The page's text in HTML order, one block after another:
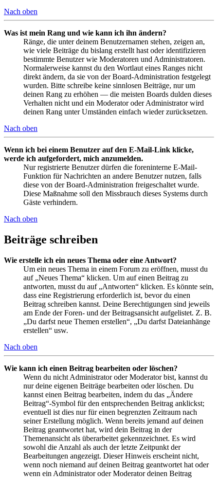
Nach oben
Was ist mein Rang und wie kann ich ihn ändern?
Ränge, die unter deinem Benutzernamen stehen, zeigen an,
wie viele Beiträge du bislang erstellt hast oder identifizieren
bestimmte Benutzer wie Moderatoren und Administratoren.
Normalerweise kannst du den Wortlaut eines Ranges nicht
direkt ändern, da sie von der Board-Administration festgelegt
wurden. Bitte schreibe keine sinnlosen Beiträge, nur um
deinen Rang zu erhöhen — die meisten Boards dulden dieses
Verhalten nicht und ein Moderator oder Administrator wird
deinen Rang unter Umständen einfach wieder zurücksetzen.
Nach oben
Wenn ich bei einem Benutzer auf den E-Mail-Link klicke,
werde ich aufgefordert, mich anzumelden.
Nur registrierte Benutzer dürfen die foreninterne E-Mail-
Funktion für Nachrichten an andere Benutzer nutzen, falls
diese von der Board-Administration freigeschaltet wurde.
Diese Maßnahme soll den Missbrauch dieses Systems durch
Gäste verhindern.
Nach oben
Beiträge schreiben
Wie erstelle ich ein neues Thema oder eine Antwort?
Um ein neues Thema in einem Forum zu eröffnen, musst du
auf „Neues Thema“ klicken. Um auf einen Beitrag zu
antworten, musst du auf „Antworten“ klicken. Es könnte sein,
dass eine Registrierung erforderlich ist, bevor du einen
Beitrag schreiben kannst. Deine Berechtigungen sind jeweils
am Ende der Foren- und der Beitragsansicht aufgelistet. Z. B.
„Du darfst neue Themen erstellen“, „Du darfst Dateianhänge
erstellen“ usw.
Nach oben
Wie kann ich einen Beitrag bearbeiten oder löschen?
Wenn du nicht Administrator oder Moderator bist, kannst du
nur deine eigenen Beiträge bearbeiten oder löschen. Du
kannst einen Beitrag bearbeiten, indem du das „Ändere
Beitrag“-Symbol für den entsprechenden Beitrag anklickst;
eventuell ist dies nur für einen begrenzten Zeitraum nach
seiner Erstellung möglich. Wenn bereits jemand auf deinen
Beitrag geantwortet hat, wird dein Beitrag in der
Themenansicht als überarbeitet gekennzeichnet. Es wird
sowohl die Anzahl als auch der letzte Zeitpunkt der
Bearbeitungen angezeigt. Dieser Hinweis erscheint nicht,
wenn noch niemand auf deinen Beitrag geantwortet hat oder
wenn ein Administrator oder Moderator deinen Beitrag